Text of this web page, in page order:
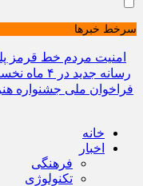
سرخط خبرها
امنیت مردم خط قرمز پلیس است/ افزایش ۴۳ درصدی کشفیات
رسانه جدید در ۴ ماه نخست سال
فراخوان ملی جشنواره
خانه
اخبار
فرهنگی
تکنولوژی